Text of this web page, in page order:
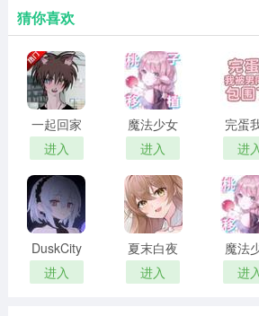
1、在商品列表里点击购买，并通
大。，余额会实时扣减，你的“购物清
可以追求速度、追求成就，也可以
通。
新版
猜你喜欢
一起回家
吧 汉化版
进入
魔法少女
露娜的灾
难 官方正
版
进入
完蛋
男同
围了
版
进
DuskCity
汉化版
进入
夏末白夜
进入
魔法
露娜
难 安
进